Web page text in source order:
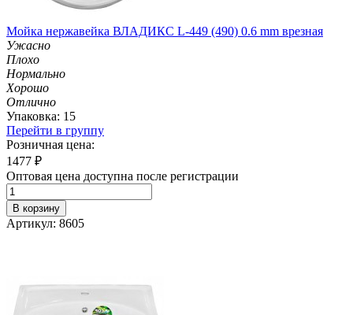
Мойка нержавейка ВЛАДИКС L-449 (490) 0.6 mm врезная
Ужасно
Плохо
Нормально
Хорошо
Отлично
Упаковка: 15
Перейти в группу
Розничная цена:
1477 ₽
Оптовая цена доступна после регистрации
В корзину
Артикул: 8605